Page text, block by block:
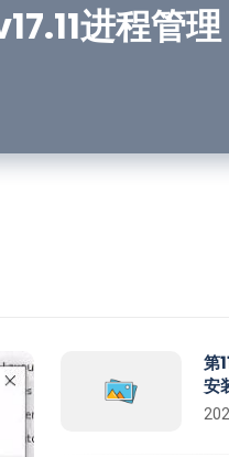
进程管理
第
安